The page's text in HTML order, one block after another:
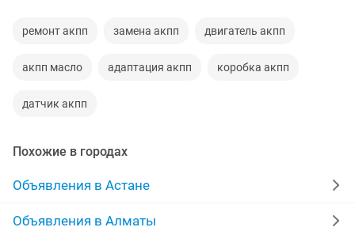
ремонт акпп замена акпп двигатель акпп
акпп масло адаптация акпп коробка акпп
датчик акпп
Похожие в городах
Объявления в Астане
Объявления в Алматы